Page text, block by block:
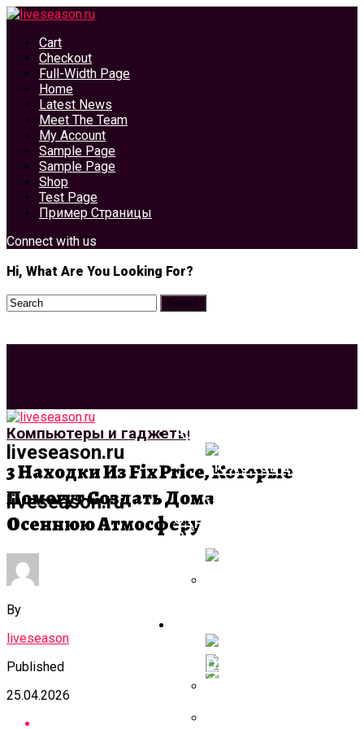
Cart
Checkout
Full-Width Page
Home
Latest News
Meet The Team
My Account
Sample Page
Sample Page
Shop
Test Page
Пример Страницы
Connect with us
Hi, What Are You Looking For?
liveseason.ru
liveseason.ru
Архитектура И
Строительство И
Ремонт
Террасы + Фото
Компьютеры и гаджеты
3 Находки Из Fix Price, Которые
Помогут Создать Дома
Осеннюю Атмосферу
By
liveseason
Published
25.04.2026